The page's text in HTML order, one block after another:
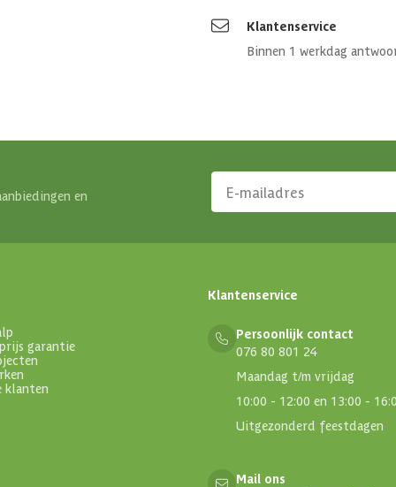
Klantenservice
Binnen 1 werkdag
en
garantie
klanten
Klantenservice
Persoonlijk contact
076 80 801 24
Maandag t/m vrijdag
10:00 - 12:00 en 13:00 -
Uitgezonderd feestdagen
Mail ons